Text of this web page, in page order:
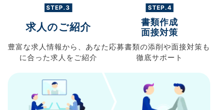
STEP.3
求人のご紹介
豊富な求人情報から、 あなた
に合った求人を ご紹介
STEP.4
書類作成
面接対策
応募書類の添削や面接対策も
徹底サポート